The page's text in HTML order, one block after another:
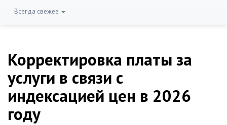
Всегда свежее
Корректировка платы за
услуги в связи с
индексацией цен в 2026
году